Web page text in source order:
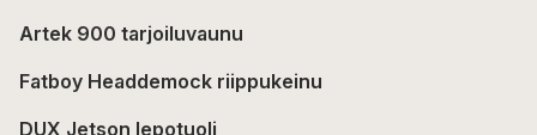
Artek 900 tarjoiluvaunu
Fatboy Headdemock riippukeinu
DUX Jetson lepotuoli